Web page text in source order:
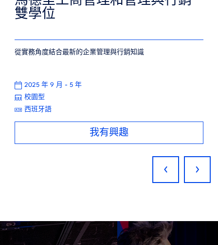
雙學位
從實務角度結合最新的企業管理與行銷知識
2025 年 9 月 - 5 年
校園型
西班牙語
我有興趣
‹ ›